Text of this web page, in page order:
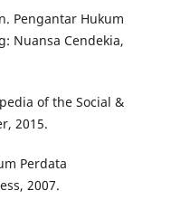
Pengantar Hukum
Nuansa Cendekia,
of the Social &
2015.
Perdata
2007.